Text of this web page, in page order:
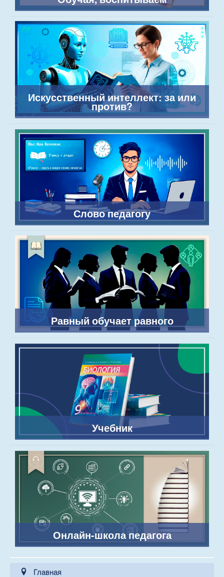
Искусственный интеллект: за или
против?
Слово педагогу
Равный обучает равного
Учебник
Онлайн-школа педагога
Главная